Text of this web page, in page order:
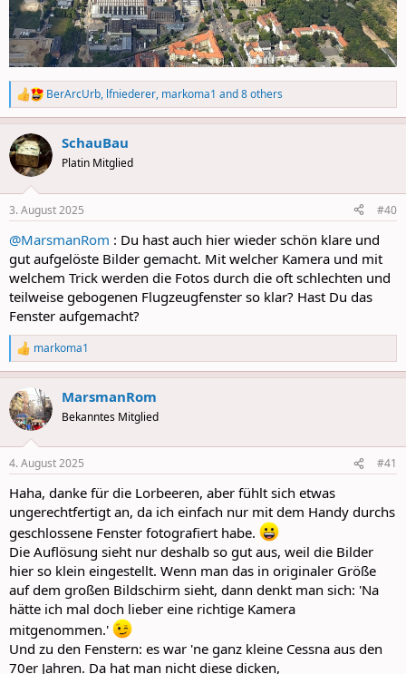
R
e
a
c
t
i
s
BerArcUrb, lfniederer, markoma1 and 8 others
SchauBau
Platin Mitglied
3. August 2025 #40
@MarsmanRom : Du hast auch hier wieder schön klare und
gut aufgelöste Bilder gemacht. Mit welcher Kamera und mit
welchem Trick werden die Fotos durch die oft schlechten und
teilweise gebogenen Flugzeugfenster so klar? Hast Du das
Fenster aufgemacht?
R
e
a
c
t
i
s
markoma1
MarsmanRom
Bekanntes Mitglied
4. August 2025 #41
Haha, danke für die Lorbeeren, aber fühlt sich etwas
ungerechtfertigt an, da ich einfach nur mit dem Handy durchs
geschlossene Fenster fotografiert habe.
Die Auflösung sieht nur deshalb so gut aus, weil die Bilder
hier so klein eingestellt. Wenn man das in originaler Größe
auf dem großen Bildschirm sieht, dann denkt man sich: 'Na
hätte ich mal doch lieber eine richtige Kamera
mitgenommen.'
Und zu den Fenstern: es war 'ne ganz kleine Cessna aus den
70er Jahren. Da hat man nicht diese dicken,